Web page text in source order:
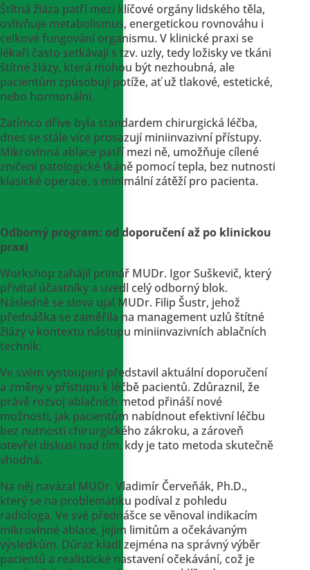
Štítná žláza patří mezi klíčové orgány lidského těla,
ovlivňuje metabolismus, energetickou rovnováhu i
celkové fungování organismu. V klinické praxi se
lékaři často setkávají s tzv. uzly, tedy ložisky ve tkáni
štítné žlázy, která mohou být nezhoubná, ale
pacientům způsobují potíže, ať už tlakové, estetické,
nebo hormonální.
Zatímco dříve byla standardem chirurgická léčba,
dnes se stále více prosazují miniinvazivní přístupy.
Mikrovlnná ablace patří mezi ně, umožňuje cílené
zničení patologické tkáně pomocí tepla, bez nutnosti
klasické operace, s minimální zátěží pro pacienta.
Odborný program: od doporučení až po klinickou
praxi
Workshop zahájil primář MUDr. Igor Suškevič, který
přivítal účastníky a uvedl celý odborný blok.
Následně se slova ujal MUDr. Filip Šustr, jehož
přednáška se zaměřila na management uzlů štítné
žlázy v kontextu nástupu miniinvazivních ablačních
technik.
Ve svém vystoupení představil aktuální doporučení
a změny v přístupu k léčbě pacientů. Zdůraznil, že
právě rozvoj ablačních metod přináší nové
možnosti, jak pacientům nabídnout efektivní léčbu
bez nutnosti chirurgického zákroku, a zároveň
otevřel diskusi nad tím, kdy je tato metoda skutečně
vhodná.
Na něj navázal MUDr. Vladimír Červeňák, Ph.D.,
který se na problematiku podíval z pohledu
radiologa. Ve své přednášce se věnoval indikacím
mikrovlnné ablace, jejím limitům a očekávaným
výsledkům. Důraz kladl zejména na správný výběr
pacientů a realistické nastavení očekávání, což je